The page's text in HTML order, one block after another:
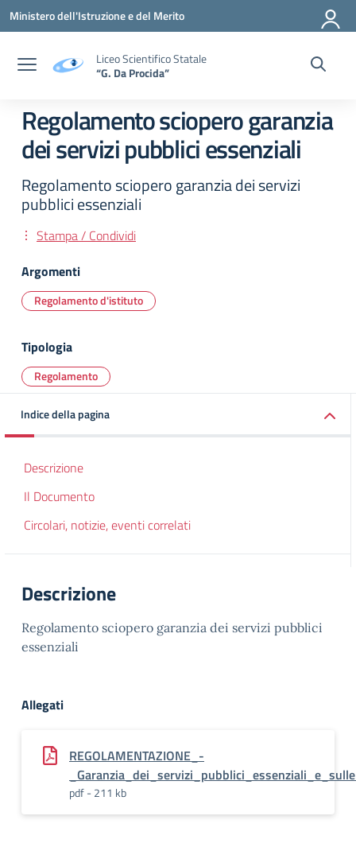
Vai ai contenuti
Vai al menu di navigazione
Vai al footer
Ministero dell'Istruzione e del Merito
Liceo Scientifico Statale
“G. Da Procida”
Regolamento sciopero garanzia
dei servizi pubblici essenziali
Regolamento sciopero garanzia dei servizi
pubblici essenziali
Stampa / Condividi
Argomenti
Regolamento d'istituto
Tipologia
Regolamento
Indice della pagina
Descrizione
Il Documento
Circolari, notizie, eventi correlati
Descrizione
Regolamento sciopero garanzia dei servizi pubblici
essenziali
Allegati
REGOLAMENTAZIONE_-
pdf - 211 kb